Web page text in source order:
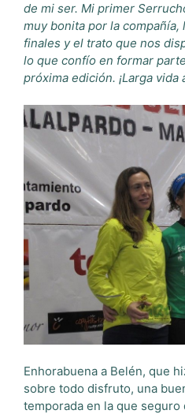
de mi ser. Mi primer
muy bonita por la
finales y el trato que nos
lo que confío en formar
próxima edición. ¡Larga
Enhorabuena a Belén, que
sobre todo disfruto, una
temporada en la que seguro